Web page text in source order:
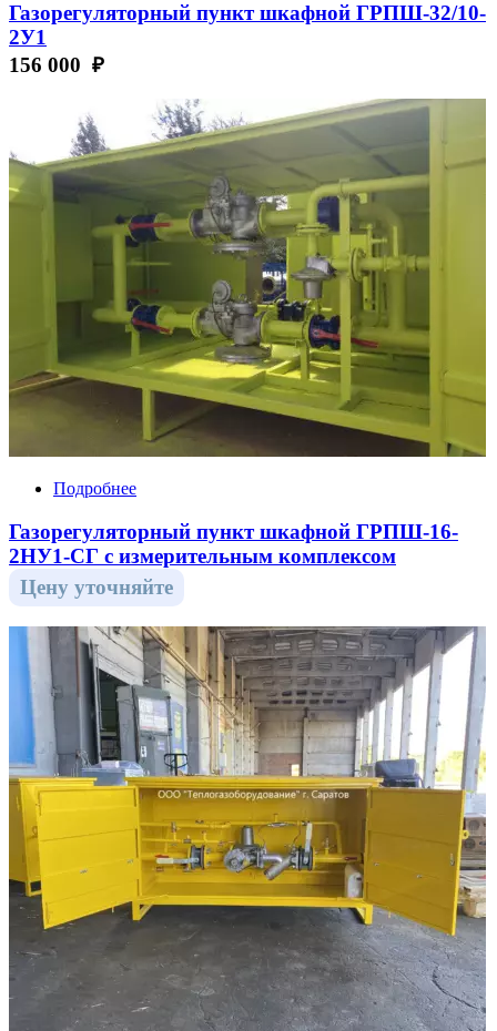
Газорегуляторный пункт шкафной ГРПШ-32/10-
2У1
156 000 ₽
Подробнее
Газорегуляторный пункт шкафной ГРПШ-16-
2НУ1-СГ с измерительным комплексом
Цену уточняйте